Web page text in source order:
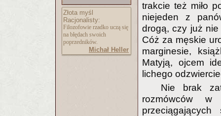
Złota myśl
Racjonalisty:
Filozofowie rzadko uczą się
na błędach swoich
poprzedników.
Michał Heller
trakcie też miło
niejeden z
drogą, czy już
Cóż za męskie
marginesie,
Matyją, ojcem
lichego
Nie brak
rozmówców